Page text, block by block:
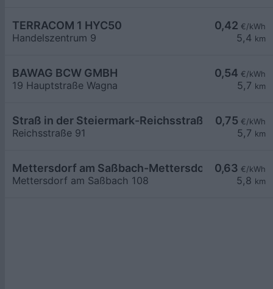
0,42 €/kWh
5,4 km
TERRACOM 1 HYC50
Handelszentrum 9
0,54 €/kWh
5,7 km
BAWAG BCW GMBH
19 Hauptstraße Wagna
0,75 €/kWh
5,7 km
Straß in der Steiermark-Reichsstraße 91
Reichsstraße 91
0,63 €/kWh
5,8 km
Mettersdorf am Saßbach-Mettersdorf am
Mettersdorf am Saßbach 108